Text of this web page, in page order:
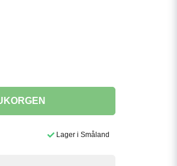
Lager i Småland